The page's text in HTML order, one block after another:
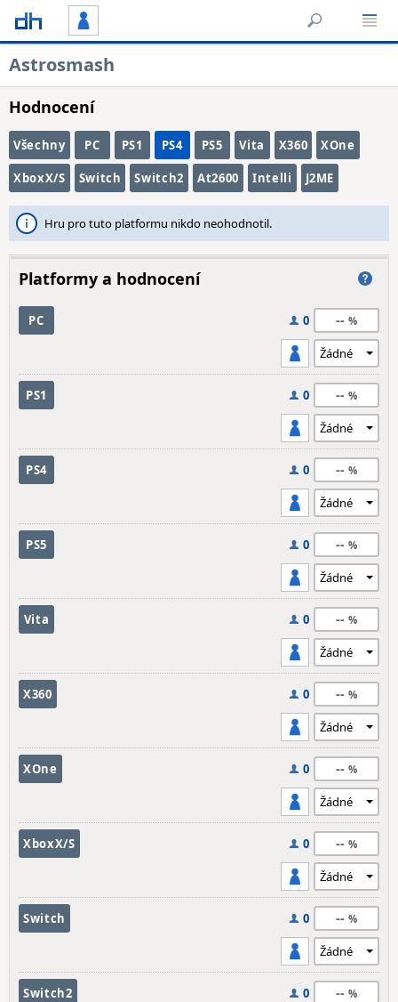
Astrosmash
Hodnocení
Všechny PC PS1 PS4 PS5 Vita X360 XOne
XboxX/S Switch Switch2 At2600 Intelli J2ME
Hru pro tuto platformu nikdo neohodnotil.
Platformy a hodnocení
PC 0 --
PS1 0 --
PS4 0 --
PS5 0 --
Vita 0 --
X360 0 --
XOne 0 --
XboxX/S 0 --
Switch 0 --
Switch2 0 --